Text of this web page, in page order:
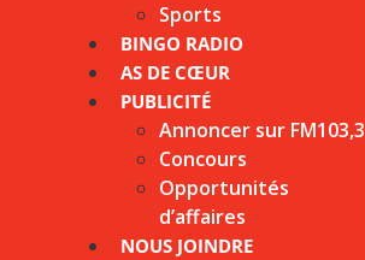
Sports
BINGO RADIO
AS DE CŒUR
PUBLICITÉ
Annoncer sur FM103,3
Concours
Opportunités
d’affaires
NOUS JOINDRE